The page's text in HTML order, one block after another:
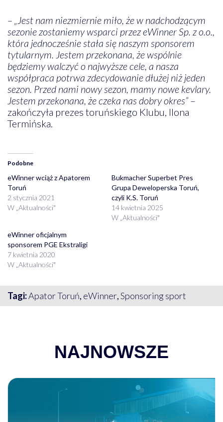
– „Jest nam niezmiernie miło, że w nadchodzącym
sezonie zostaniemy wsparci przez eWinner Sp. z o.o.,
która jednocześnie stała się naszym sponsorem
tytularnym. Jestem przekonana, że wspólnie
będziemy walczyć o najwyższe cele, a nasza
współpraca potrwa zdecydowanie dłużej niż jeden
sezon. Przed nami nowy sezon, mamy nowe kevlary.
Jestem przekonana, że czeka nas dobry okres”–
zakończyła prezes toruńskiego Klubu, Ilona
Termińska.
Podobne
eWinner wciąż z Apatorem
Toruń
2 stycznia 2021
W „Aktualności"
Bukmacher Superbet Pres
Grupa Deweloperska Toruń,
czyli K.S. Toruń
14 kwietnia 2025
W „Aktualności"
eWinner oficjalnym
sponsorem PGE Ekstraligi
7 kwietnia 2020
W „Aktualności"
Tagi:Apator Toruń, eWinner,Sponsoring sport
NAJNOWSZE